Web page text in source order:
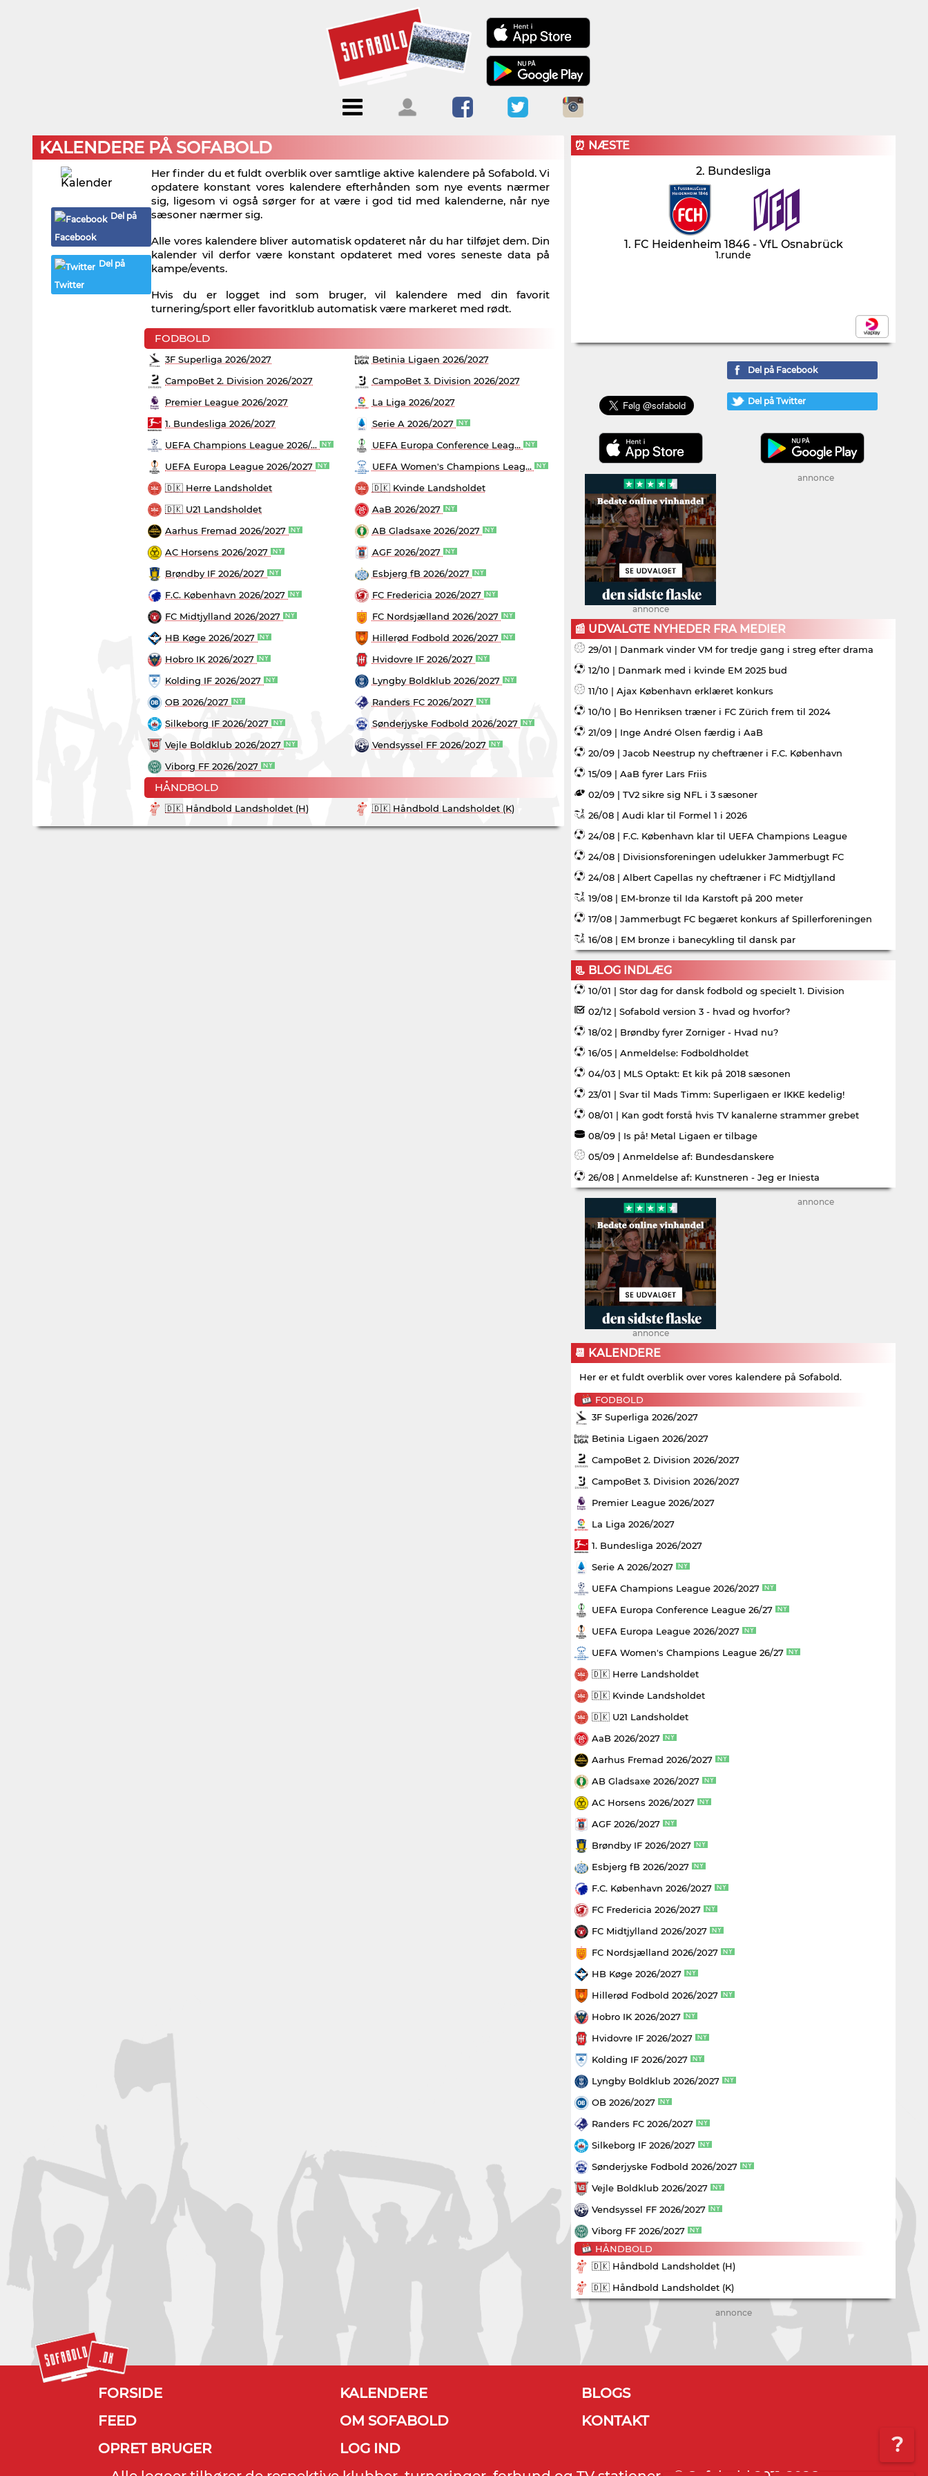
Menu
Forside Kalendere
Blogs
Om
Sofabold
Kontakt
Opret
bruger
Log ind
?
KALENDERE PÅ SOFABOLD
Del på
Facebook
Del på
Twitter
Her finder du et fuldt overblik over samtlige aktive kalendere på Sofabold. Vi
opdatere konstant vores kalendere efterhånden som nye events nærmer
sig, ligesom vi også sørger for at være i god tid med kalenderne, når nye
sæsoner nærmer sig.
Alle vores kalendere bliver automatisk opdateret når du har tilføjet dem. Din
kalender vil derfor være konstant opdateret med vores seneste data på
kampe/events.
Hvis du er logget ind som bruger, vil kalendere med din favorit
turnering/sport eller favoritklub automatisk være markeret med rødt.
FODBOLD
3F Superliga 2026/2027
Betinia Ligaen 2026/2027
CampoBet 2. Division 2026/2027
CampoBet 3. Division 2026/2027
Premier League 2026/2027
La Liga 2026/2027
1. Bundesliga 2026/2027
Serie A 2026/2027
UEFA Champions League 2026/...
UEFA Europa Conference Leag...
UEFA Europa League 2026/2027
UEFA Women's Champions Leag...
🇩🇰 Herre Landsholdet
🇩🇰 Kvinde Landsholdet
🇩🇰 U21 Landsholdet
AaB 2026/2027
Aarhus Fremad 2026/2027
AB Gladsaxe 2026/2027
AC Horsens 2026/2027
AGF 2026/2027
Brøndby IF 2026/2027
Esbjerg fB 2026/2027
F.C. København 2026/2027
FC Fredericia 2026/2027
FC Midtjylland 2026/2027
FC Nordsjælland 2026/2027
HB Køge 2026/2027
Hillerød Fodbold 2026/2027
Hobro IK 2026/2027
Hvidovre IF 2026/2027
Kolding IF 2026/2027
Lyngby Boldklub 2026/2027
OB 2026/2027
Randers FC 2026/2027
Silkeborg IF 2026/2027
Sønderjyske Fodbold 2026/2027
Vejle Boldklub 2026/2027
Vendsyssel FF 2026/2027
Viborg FF 2026/2027
HÅNDBOLD
🇩🇰 Håndbold Landsholdet (H) 🇩🇰 Håndbold Landsholdet (K)
⏰ NÆSTE
2. Bundesliga
1. FC Heidenheim 1846 - VfL Osnabrück
1.runde
Del på Facebook
Del på Twitter
annonce
annonce
📰 UDVALGTE NYHEDER FRA MEDIER
29/01 | Danmark vinder VM for tredje gang i streg efter drama
12/10 | Danmark med i kvinde EM 2025 bud
11/10 | Ajax København erklæret konkurs
10/10 | Bo Henriksen træner i FC Zürich frem til 2024
21/09 | Inge André Olsen færdig i AaB
20/09 | Jacob Neestrup ny cheftræner i F.C. København
15/09 | AaB fyrer Lars Friis
02/09 | TV2 sikre sig NFL i 3 sæsoner
26/08 | Audi klar til Formel 1 i 2026
24/08 | F.C. København klar til UEFA Champions League
24/08 | Divisionsforeningen udelukker Jammerbugt FC
24/08 | Albert Capellas ny cheftræner i FC Midtjylland
19/08 | EM-bronze til Ida Karstoft på 200 meter
17/08 | Jammerbugt FC begæret konkurs af Spillerforeningen
16/08 | EM bronze i banecykling til dansk par
📃 BLOG INDLÆG
10/01 | Stor dag for dansk fodbold og specielt 1. Division
02/12 | Sofabold version 3 - hvad og hvorfor?
18/02 | Brøndby fyrer Zorniger - Hvad nu?
16/05 | Anmeldelse: Fodboldholdet
04/03 | MLS Optakt: Et kik på 2018 sæsonen
23/01 | Svar til Mads Timm: Superligaen er IKKE kedelig!
08/01 | Kan godt forstå hvis TV kanalerne strammer grebet
08/09 | Is på! Metal Ligaen er tilbage
05/09 | Anmeldelse af: Bundesdanskere
26/08 | Anmeldelse af: Kunstneren - Jeg er Iniesta
annonce
annonce
📆 KALENDERE
Her er et fuldt overblik over vores kalendere på Sofabold.
FODBOLD
3F Superliga 2026/2027
Betinia Ligaen 2026/2027
CampoBet 2. Division 2026/2027
CampoBet 3. Division 2026/2027
Premier League 2026/2027
La Liga 2026/2027
1. Bundesliga 2026/2027
Serie A 2026/2027
UEFA Champions League 2026/2027
UEFA Europa Conference League 26/27
UEFA Europa League 2026/2027
UEFA Women's Champions League 26/27
🇩🇰 Herre Landsholdet
🇩🇰 Kvinde Landsholdet
🇩🇰 U21 Landsholdet
AaB 2026/2027
Aarhus Fremad 2026/2027
AB Gladsaxe 2026/2027
AC Horsens 2026/2027
AGF 2026/2027
Brøndby IF 2026/2027
Esbjerg fB 2026/2027
F.C. København 2026/2027
FC Fredericia 2026/2027
FC Midtjylland 2026/2027
FC Nordsjælland 2026/2027
HB Køge 2026/2027
Hillerød Fodbold 2026/2027
Hobro IK 2026/2027
Hvidovre IF 2026/2027
Kolding IF 2026/2027
Lyngby Boldklub 2026/2027
OB 2026/2027
Randers FC 2026/2027
Silkeborg IF 2026/2027
Sønderjyske Fodbold 2026/2027
Vejle Boldklub 2026/2027
Vendsyssel FF 2026/2027
Viborg FF 2026/2027
HÅNDBOLD
🇩🇰 Håndbold Landsholdet (H)
🇩🇰 Håndbold Landsholdet (K)
annonce
FORSIDE KALENDERE
BLOGS
FEED
OM SOFABOLD
KONTAKT
OPRET BRUGER
LOG IND